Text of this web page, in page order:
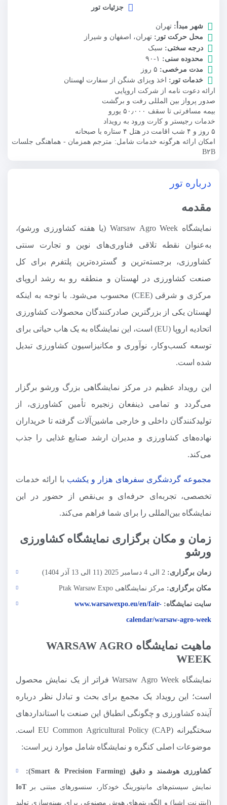
جزئیات تور
شهر مبدأ: تهران
محل حرکت تور: تهران، اصفهان و شیراز
درجه سختی: سبک
محدوده سنی: ۱-۹۰
مدت مرخصی: ۵ روز
خدمات تور: اخذ ویزای شنگن از سفارت لهستان
ارائه دعوت نامه از شرکت اروپایی
صدور پرواز بین المللی رفت و برگشت
بیمه مسافرتی تا سقف ۵۰٫۰۰۰ یورو
خدمات رجیستر و کارت ورود به رویداد
۵ روز و ۴ شب اقامت در هتل ۴ ستاره با صبحانه
امکان ارائه هرگونه خدمات شامل: مترجم همزمان - هماهنگی جلسات
B۲B
درباره تور
مقدمه
نمایشگاه Warsaw Agro Week (یا هفته کشاورزی ورشو)،
به‌عنوان نقطه تلاقی فناوری‌های نوین و تجارت سنتی
کشاورزی، برجسته‌ترین و گسترده‌ترین پلتفرم برای کل
صنعت کشاورزی در لهستان و منطقه رو به رشد اروپای
مرکزی و شرقی (CEE) محسوب می‌شود. با توجه به اینکه
لهستان یکی از بزرگترین صادرکنندگان محصولات کشاورزی
اتحادیه اروپا (EU) است، این نمایشگاه به یک هاب حیاتی برای
توسعه کسب‌وکار، نوآوری و مکانیزاسیون کشاورزی تبدیل
شده است.
این رویداد عظیم در مرکز نمایشگاهی بزرگ ورشو برگزار
می‌گردد و تمامی ذینفعان زنجیره تأمین کشاورزی، از
تولیدکنندگان داخلی و خارجی ماشین‌آلات گرفته تا خریداران
نهاده‌های کشاورزی و مدیران ارشد صنایع غذایی را جذب
می‌کند.
مجموعه گردشگری سفرهای هزار و یکشب با ارائه خدمات
تخصصی، تجربه‌ای حرفه‌ای و بی‌نقص از حضور در این
نمایشگاه بین‌المللی را برای شما فراهم می‌کند.
زمان و مکان برگزاری نمایشگاه کشاورزی
ورشو
زمان برگزاری: 2 الی 4 دسامبر 2025 (11 الی 13 آذر 1404)
مکان برگزاری: مرکز نمایشگاهی Ptak Warsaw Expo
سایت نمایشگاه: www.warsawexpo.eu/en/fair-
calendar/warsaw-agro-week
ماهیت نمایشگاه WARSAW AGRO
WEEK
نمایشگاه Warsaw Agro Week فراتر از یک نمایش محصول
است؛ این رویداد یک مجمع برای بحث و تبادل نظر درباره
آینده کشاورزی و چگونگی انطباق این صنعت با استانداردهای
سختگیرانه EU Common Agricultural Policy (CAP) است.
موضوعات اصلی کنگره و نمایشگاه شامل موارد زیر است:
کشاورزی هوشمند و دقیق ( Smart &Precision Farming
):
نمایش سیستم‌های مانیتورینگ خودکار، سنسورهای مبتنی بر IoT
(اینترنت اشیا) و الگوریتم‌های هوش مصنوعی برای بهینه‌سازی تولید